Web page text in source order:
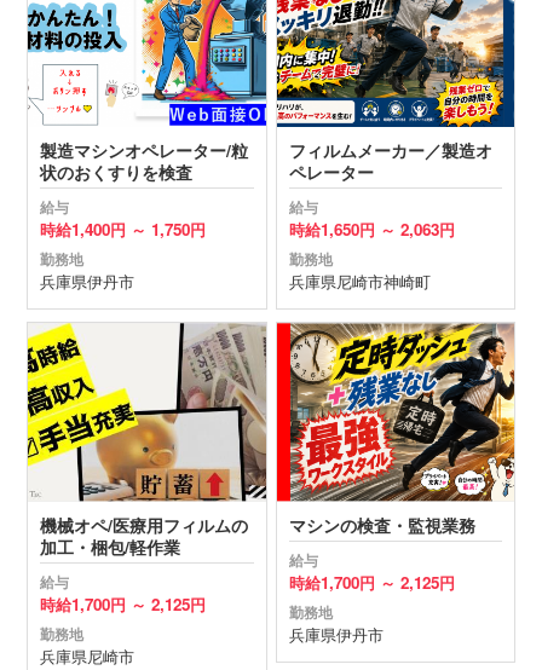
製造マシンオペレーター/粒
状のおくすりを検査
給与
時給1,400円 ～ 1,750円
勤務地
兵庫県伊丹市
フィルムメーカー／製造オ
ペレーター
給与
時給1,650円 ～ 2,063円
勤務地
兵庫県尼崎市神崎町
機械オペ/医療用フィルムの
加工・梱包/軽作業
給与
時給1,700円 ～ 2,125円
勤務地
兵庫県尼崎市
マシンの検査・監視業務
給与
時給1,700円 ～ 2,125円
勤務地
兵庫県伊丹市